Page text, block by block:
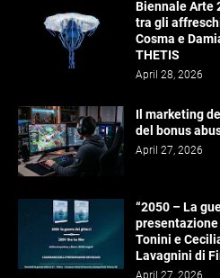
Biennale Arte
tra gli
Cosma e
THETIS
April 28, 2026
Il marketing
del bonus
April 27, 2026
“2050 – La
Tonini e
Lavagnini di
April 27, 2026